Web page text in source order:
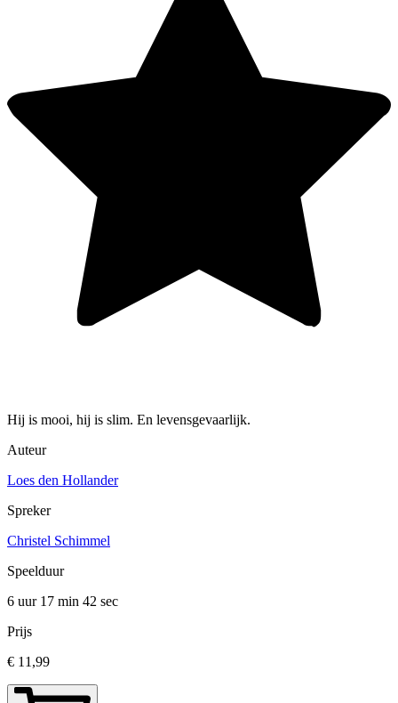
Hij is mooi, hij is slim. En levensgevaarlijk.
Auteur
Loes den Hollander
Spreker
Christel Schimmel
Speelduur
6 uur 17 min 42 sec
Prijs
€ 11,99